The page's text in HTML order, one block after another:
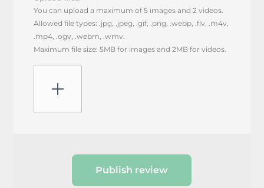
You can upload a maximum of 5 images and 2 videos.
Allowed file types: .jpg, .jpeg, .gif, .png, .webp, .flv, .m4v,
.mp4, .ogv, .webm, .wmv.
Maximum file size: 5MB for images and 2MB for videos.
Publish review